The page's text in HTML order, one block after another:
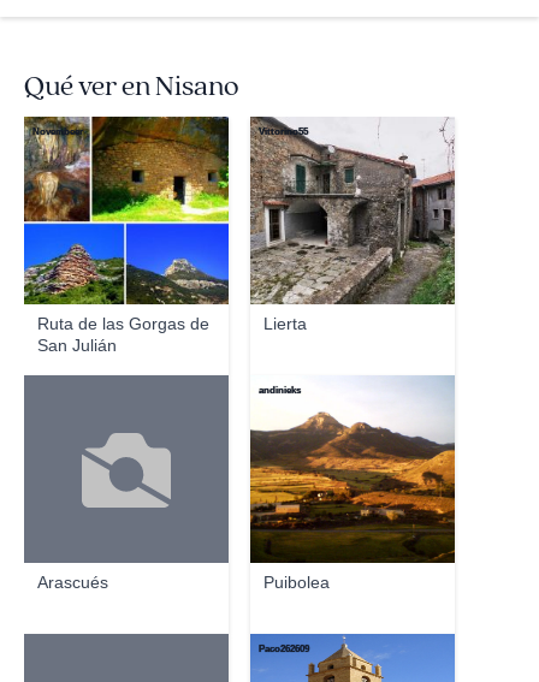
Qué ver en Nisano
Ruta de las Gorgas de
San Julián
Novembeer
Lierta
Vittorino55
Arascués Puibolea
andinieks
Paco262609